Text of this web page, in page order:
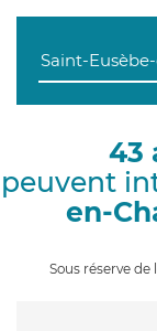
43
peuvent
en-
Sous réserve